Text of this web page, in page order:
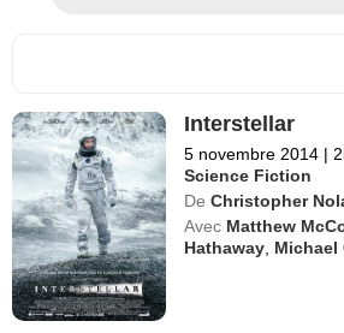
Interstellar
5 novembre 2014 |
Science Fiction
De Christopher
Avec Matthew
Hathaway Michael